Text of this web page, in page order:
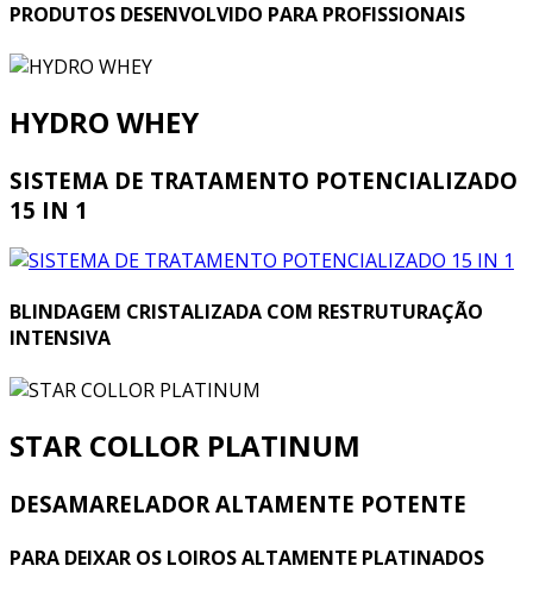
PRODUTOS DESENVOLVIDO PARA PROFISSIONAIS
HYDRO WHEY
SISTEMA DE TRATAMENTO POTENCIALIZADO
15 IN 1
BLINDAGEM CRISTALIZADA COM RESTRUTURAÇÃO
INTENSIVA
STAR COLLOR PLATINUM
DESAMARELADOR ALTAMENTE POTENTE
PARA DEIXAR OS LOIROS ALTAMENTE PLATINADOS